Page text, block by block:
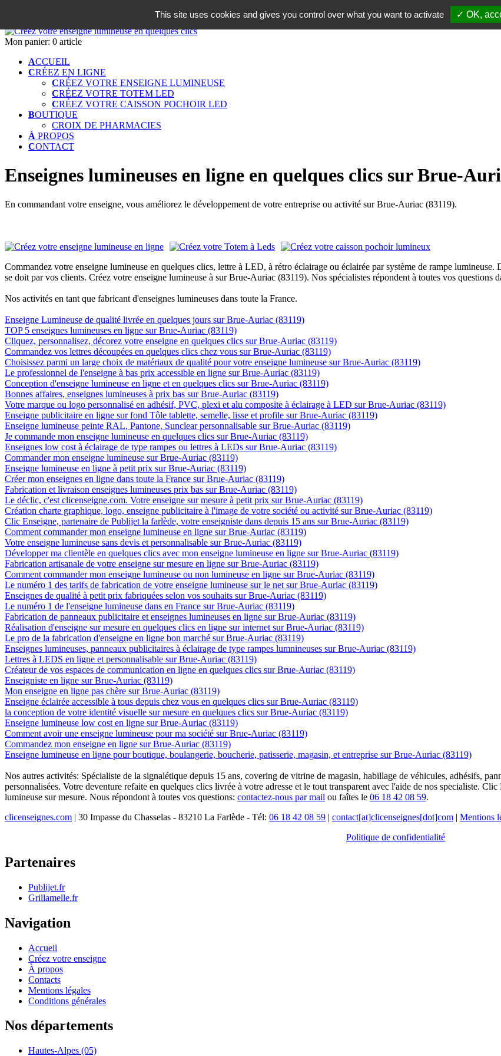
Mon panier: 0 article
ACCUEIL
CRÉEZ EN LIGNE
CRÉEZ VOTRE ENSEIGNE LUMINEUSE
CRÉEZ VOTRE TOTEM LED
CRÉEZ VOTRE CAISSON POCHOIR LED
BOUTIQUE
CROIX DE PHARMACIES
À PROPOS
CONTACT
Enseignes lumineuses en ligne en quelques clics sur Brue-
En commandant votre enseigne, vous améliorez le développement de votre entreprise ou activité sur Brue-Auriac (83119).
Commandez votre enseigne lumineuse en quelques clics, lettre à LED, à rétro éclairage ou éclairée par système de rampe
se doit par vos clients. Créez votre enseigne lumineuse à sur Brue-Auriac (83119). Nos spécialistes répondent à toutes vos questions
Nos activités en tant que fabricant d'enseignes lumineuses dans toute la France.
Enseigne Lumineuse de qualité livrée en quelques jours sur Brue-Auriac (83119)
TOP 5 enseignes lumineuses en ligne sur Brue-Auriac (83119)
Cliquez, personnalisez, décorez votre enseigne en quelques clics sur Brue-Auriac (83119)
Commandez vos lettres découpées en quelques clics chez vous sur Brue-Auriac (83119)
Choisissez parmi un large choix de matériaux de qualité pour votre enseigne lumineuse sur Brue-Auriac (83119)
Le professionnel de l'enseigne à bas prix accessible en ligne sur Brue-Auriac (83119)
Conception d'enseigne lumineuse en ligne et en quelques clics sur Brue-Auriac (83119)
Bonnes affaires, enseignes lumineuses à prix bas sur Brue-Auriac (83119)
Votre marque ou logo personnalisé en adhésif, PVC, plexi et alu composite à éclairage à LED sur Brue-Auriac (83119)
Enseigne publicitaire en ligne sur fond Tôle tablette, semelle, lisse et profile sur Brue-Auriac (83119)
Enseigne lumineuse peinte RAL, Pantone, Sunclear personnalisable sur Brue-Auriac (83119)
Je commande mon enseigne lumineuse en quelques clics sur Brue-Auriac (83119)
Enseignes low cost à éclairage de type rampes ou lettres à LEDs sur Brue-Auriac (83119)
Commander mon enseigne lumineuse sur Brue-Auriac (83119)
Enseigne lumineuse en ligne à petit prix sur Brue-Auriac (83119)
Créer mon enseignes en ligne dans toute la France sur Brue-Auriac (83119)
Fabrication et livraison enseignes lumineuses prix bas sur Brue-Auriac (83119)
Le déclic, c'est clicenseigne.com. Votre enseigne sur mesure à petit prix sur Brue-Auriac (83119)
Création charte graphique, logo, enseigne publicitaire à l'image de votre société ou activité sur Brue-Auriac (83119)
Clic Enseigne, partenaire de Publijet la farlède, votre enseigniste dans depuis 15 ans sur Brue-Auriac (83119)
Comment commander mon enseigne lumineuse en ligne sur Brue-Auriac (83119)
Votre enseigne lumineuse sans devis et personnalisable sur Brue-Auriac (83119)
Développer ma clientèle en quelques clics avec mon enseigne lumineuse en ligne sur Brue-Auriac (83119)
Fabrication artisanale de votre enseigne sur mesure en ligne sur Brue-Auriac (83119)
Comment commander mon enseigne lumineuse ou non lumineuse en ligne sur Brue-Auriac (83119)
Le numéro 1 des tarifs de fabrication de votre enseigne lumineuse sur le net sur Brue-Auriac (83119)
Enseignes de qualité à petit prix fabriquées selon vos souhaits sur Brue-Auriac (83119)
Le numéro 1 de l'enseigne lumineuse dans en France sur Brue-Auriac (83119)
Fabrication de panneaux publicitaire et enseignes lumineuses en ligne sur Brue-Auriac (83119)
Réalisation d'enseigne sur mesure en quelques clics en ligne sur internet sur Brue-Auriac (83119)
Le pro de la fabrication d'enseigne en ligne bon marché sur Brue-Auriac (83119)
Enseignes lumineuses, panneaux publicitaires à éclairage de type rampes lumnineuses sur Brue-Auriac (83119)
Lettres à LEDS en ligne et personnalisable sur Brue-Auriac (83119)
Créateur de vos espaces de communication en ligne en quelques clics sur Brue-Auriac (83119)
Enseigniste en ligne sur Brue-Auriac (83119)
Mon enseigne en ligne pas chère sur Brue-Auriac (83119)
Enseigne éclairée accessible à tous depuis chez vous en quelques clics sur Brue-Auriac (83119)
la conception de votre identité visuelle sur mesure en quelques clics sur Brue-Auriac (83119)
Enseigne lumineuse low cost en ligne sur Brue-Auriac (83119)
Comment avoir une enseigne lumineuse pour ma société sur Brue-Auriac (83119)
Commandez mon enseigne en ligne sur Brue-Auriac (83119)
Enseigne lumineuse en ligne pour boutique, boulangerie, boucherie, patisserie, magasin, et entreprise sur Brue-Auriac (83119)
Nos autres activités: Spécialiste de la signalétique depuis 15 ans, covering de vitrine de magasin, habillage de véhicules, adhésifs,
personnalisées. Votre deventure refaite en quelques clics livrée à votre adresse et le tout transparent avec l'aide de nos specialiste.
lumineuse sur mesure. Nous répondont à toutes vos questions: contactez-nous par mail ou faîtes le 06 18 42 08 59.
clicenseignes.com | 30 Impasse du Chasselas - 83210 La Farlède - Tél: 06 18 42 08 59 | contact[at]clicenseignes[dot]com | Mentions
Politique de confidentialité
Partenaires
Publijet.fr
Grillamelle.fr
Navigation
Accueil
Créez votre enseigne
À propos
Contacts
Mentions légales
Conditions générales
Nos départements
Hautes-Alpes (05)
This site uses cookies and gives you control over what you want to activate ✓ OK,